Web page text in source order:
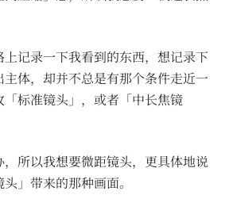
记录一下我看到的东西，想记录下
体，却并不总是有那个条件走近一
标准镜头」，或者「中长焦镜
所以我想要微距镜头，更具体地说
」带来的那种画面。